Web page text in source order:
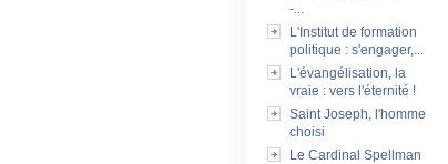
-...
L'Institut de formation
politique : s'engager,...
L'évangélisation, la
vraie : vers l'éternité !
Saint Joseph, l'homme
choisi
Le Cardinal Spellman